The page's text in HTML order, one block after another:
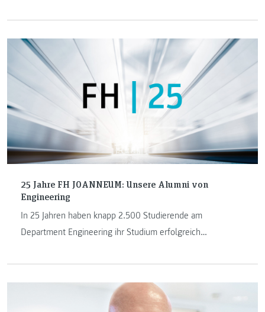
klimaschonenden Umgang mit Lebensmitteln.
25 Jahre FH JOANNEUM: Unsere Alumni von
Engineering
In 25 Jahren haben knapp 2.500 Studierende am
Department Engineering ihr Studium erfolgreich
vorstellen. Im Alumni-Porträt geben sie Einblicke in ihren
jetzigen Beruf und wie die FH JOANNEUM sie darauf